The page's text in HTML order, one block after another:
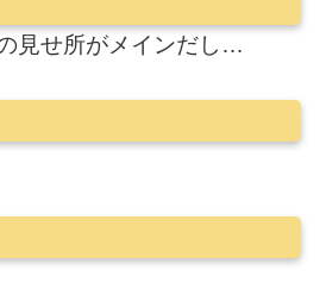
見せ所がメインだし…